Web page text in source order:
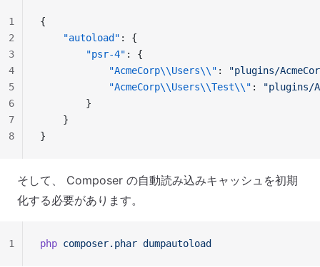
{
    "autoload"
: {
        "psr-4"
: {
            "AcmeCorp\\Users\\"
:
"plugins/
            "AcmeCorp\\Users\\Test\\"
:
"plugins/
        }
    }
}
1
2
3
4
5
6
7
8
そして、 Composer の自動読み込みキャッシュを初期
化する必要があります。
php composer.phar dumpautoload
1